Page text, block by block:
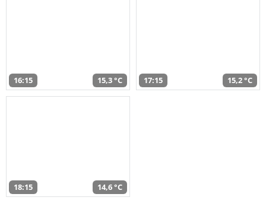
16:15 15,3 °C 17:15 15,2 °C
18:15 14,6 °C